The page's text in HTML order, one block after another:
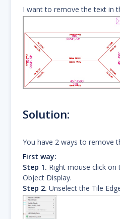
I want to remove the text in
Solution:
You have 2 ways to remove
First way:
Step 1. Right mouse click
Object Display.
Step 2. Unselect the Tile